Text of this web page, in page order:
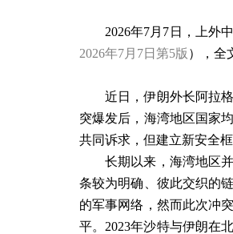
2026年7月 7 日，上外
2026年7月 7日第5版 ），全
近日，伊朗外长阿拉
突爆发后，海湾地区国家
共同诉求，但建立新安全框
长期以来，海湾地区
条较为明确、彼此交织的
的军事网络，然而此次冲
平。 2023年沙特与伊朗在